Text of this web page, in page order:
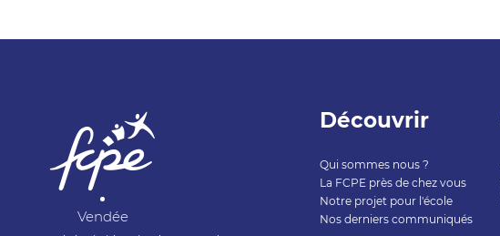
Vendée
Découvrir
Qui sommes nous ?
La FCPE près de chez vous
Notre projet pour l'école
Nos derniers communiqués